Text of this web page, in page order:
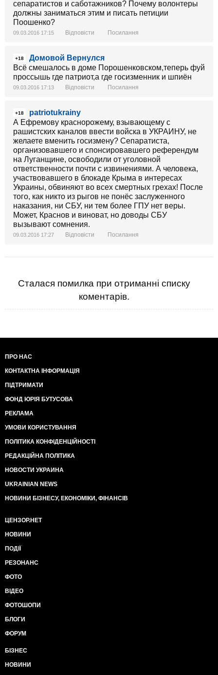
сепаратистов и саботажников? Почему волонтеры
должны заниматься этим и писать петиции
Поошенко?
09.03.2016 17:15 Відповісти Посилання
+18
Домовой Вернулся
Всё смешалось в доме Порошенковском,теперь фуй
проссышь где патриот,а где госизменник и шпиён
09.03.2016 17:13 Відповісти Посилання
+18
patriotukrainy
А Ефремову краснорожему, взывающему с
рашистских каналов ввести войска в УКРАИНУ, не
желаете вменить госизмену? Сепаратиста,
организовавшего и спонсировавшего референдум
на Луганщине, освободили от уголовной
ответственности почти с извинениями. А человека,
участвовавшего в блокаде Крыма в интересах
Украины, обвиняют во всех смертных грехах! После
того, как никто из рыгов не понёс заслуженного
наказания, ни СБУ, ни тем более ГПУ нет веры.
Может, Краснов и виноват, но доводы СБУ
вызывают сомнения.
09.03.2016 17:27 Відповісти Посилання
Сталася помилка при отриманні списку
коментарів.
ПРО НАС
КОНТАКТНА ІНФОРМАЦІЯ
ПІДТРИМАТИ
ФОНД ЮРІЯ БУТУСОВА
РЕКЛАМА
УМОВИ КОРИСТУВАННЯ
ПОЛІТИКА КОНФІДЕНЦІЙНОСТІ
РЕДАКЦІЙНА ПОЛІТИКА
НОВОСТИ УКРАИНА
UKRAINIAN NEWS
НОВИНИ БІЗНЕСУ, ЕКОНОМІКИ, ФІНАНСІВ
ЦЕНЗОР.НЕТ
НОВИНИ
ПОДІЇ
РЕЗОНАНС
ФОТО
ВІДЕО
ФОТОШОПИ
БЛОГИ
ФОРУМ
БІЗНЕС
НОВИНИ